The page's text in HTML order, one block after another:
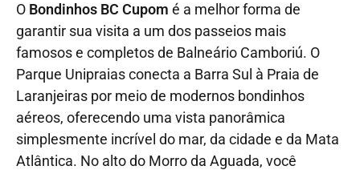
O Bondinhos BC Cupom é a melhor forma de
garantir sua visita a um dos passeios mais
famosos e completos de Balneário Camboriú. O
Parque Unipraias conecta a Barra Sul à Praia de
Laranjeiras por meio de modernos bondinhos
aéreos, oferecendo uma vista panorâmica
simplesmente incrível do mar, da cidade e da Mata
Atlântica. No alto do Morro da Aguada, você